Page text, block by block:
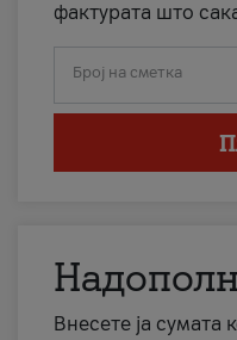
фактурата што
Број на сметка
Внесете ја сумата